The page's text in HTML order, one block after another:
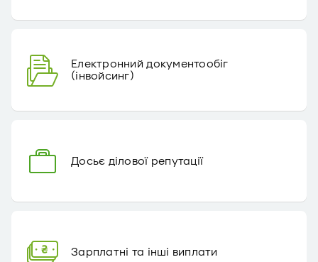
Електронний документообіг
(інвойсинг)
Досьє ділової репутації
Зарплатні та інші виплати